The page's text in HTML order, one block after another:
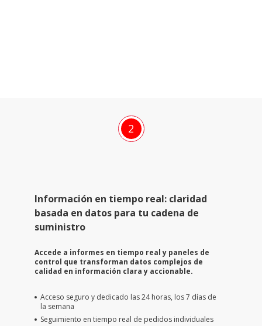
Información en tiempo real: claridad
basada en datos para tu cadena de
suministro
Accede a informes en tiempo real y paneles de
control que transforman datos complejos de
calidad en información clara y accionable.
Acceso seguro y dedicado las 24 horas, los 7 días de
la semana
Seguimiento en tiempo real de pedidos individuales
2